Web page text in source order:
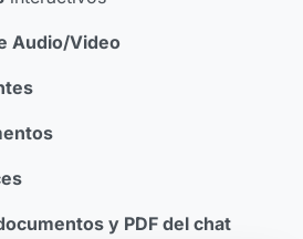
Audio/Video
y PDF del chat